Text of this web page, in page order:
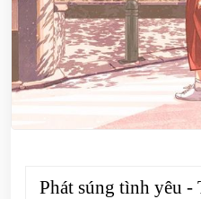
Phát súng tình yêu -